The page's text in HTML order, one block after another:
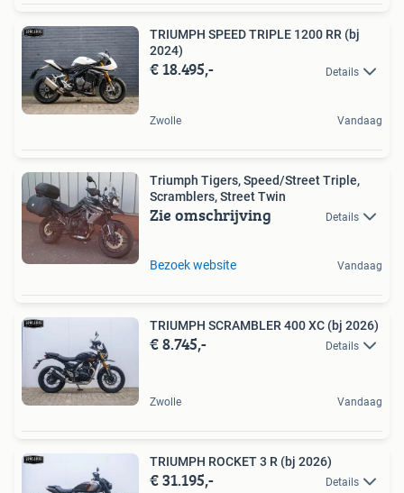
TRIUMPH SPEED TRIPLE 1200 RR (bj
2024)
€ 18.495,- Details
Zwolle Vandaag
Triumph Tigers, Speed/Street Triple,
Scramblers, Street Twin
Zie omschrijving Details
Bezoek website Vandaag
TRIUMPH SCRAMBLER 400 XC (bj 2026)
€ 8.745,- Details
Zwolle Vandaag
TRIUMPH ROCKET 3 R (bj 2026)
€ 31.195,- Details